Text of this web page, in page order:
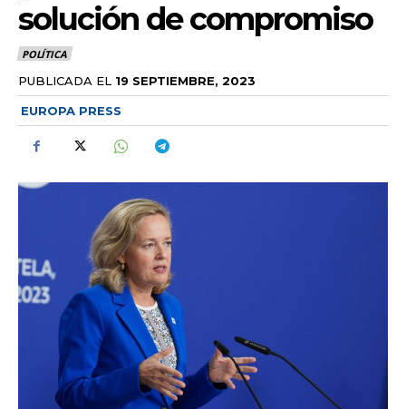
solución de compromiso
POLÍTICA
PUBLICADA EL 19 SEPTIEMBRE, 2023
EUROPA PRESS